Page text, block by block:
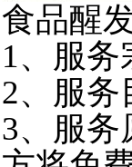
食品醒
1、服务
2、服务
3、服务